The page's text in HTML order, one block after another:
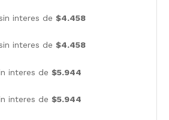
interes de $4.458
interes de $4.458
interes de $5.944
interes de $5.944